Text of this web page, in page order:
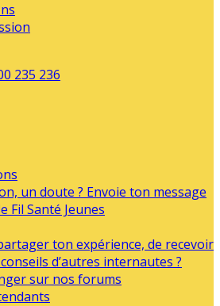
un doute ? Envoie ton message
Fil Santé Jeunes
ton expérience, de recevoir
conseils d’autres internautes ?
sur nos forums